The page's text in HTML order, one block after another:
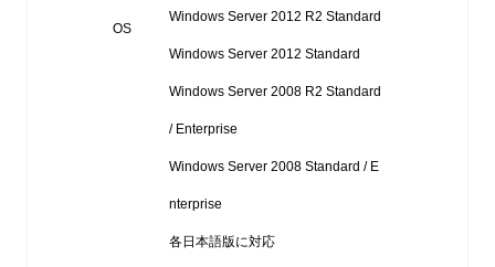
OS
Windows Server 2012 R2 Standard
Windows Server 2012 Standard
Windows Server 2008 R2 Standard
/ Enterprise
Windows Server 2008 Standard / E
nterprise
各日本語版に対応